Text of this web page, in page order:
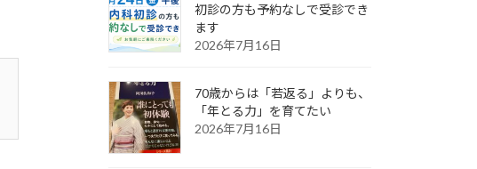
初診の方も予約なしで受診でき
ます
2026年7月16日
70歳からは「若返る」よりも、
「年とる力」を育てたい
2026年7月16日